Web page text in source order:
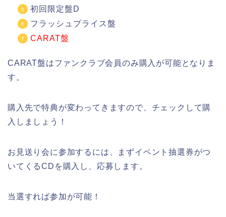
初回限定盤D
フラッシュプライス盤
CARAT盤
CARAT盤はファンクラブ会員のみ購入が可能となりま
す。
購入先で特典が変わってきますので、チェックして購
入しましょう！
お見送り会に参加するには、まずイベント抽選券がつ
いてくるCDを購入し、応募します。
当選すれば参加が可能！